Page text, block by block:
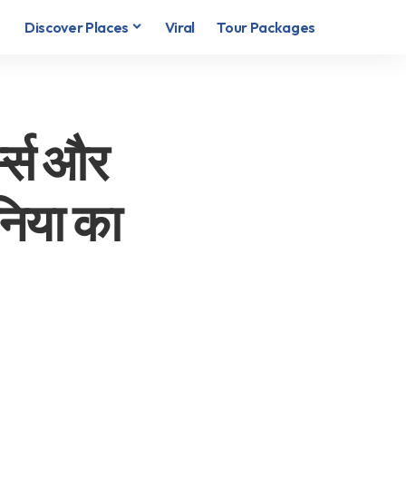
Discover Places Viral Tour Packages
और
का